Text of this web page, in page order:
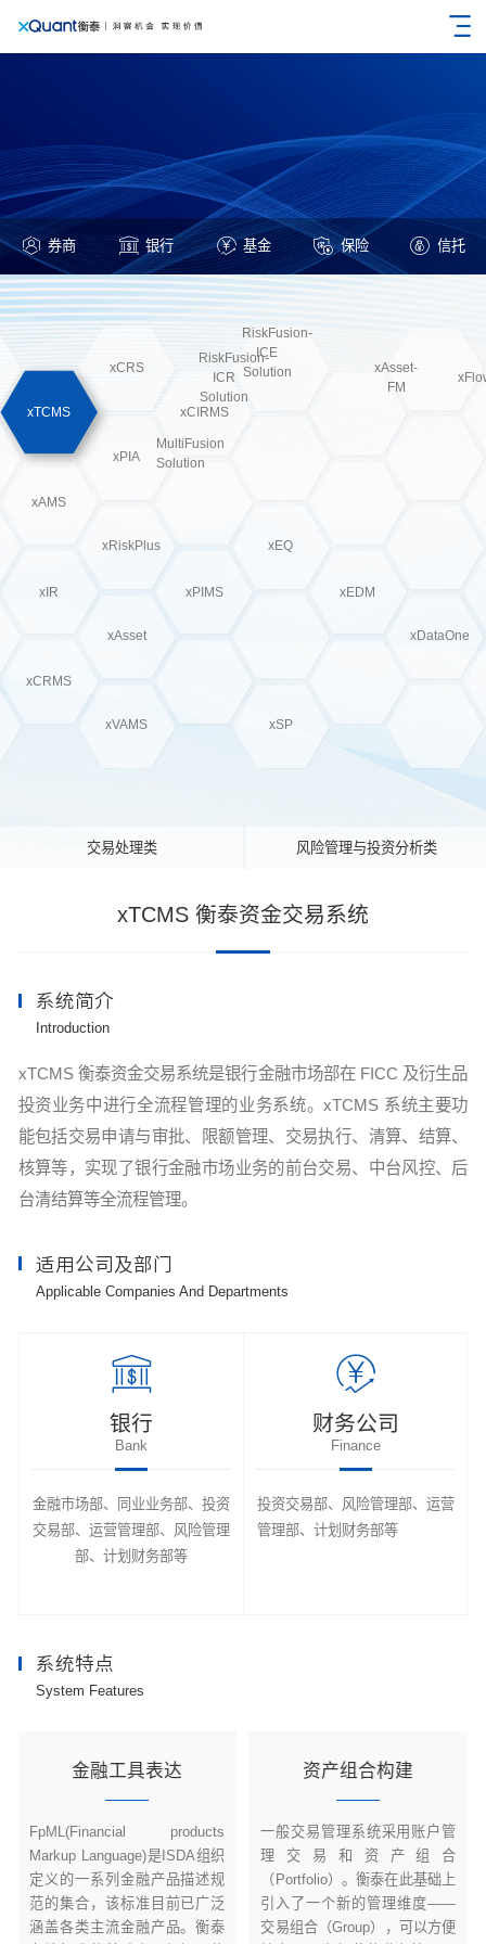
券商 银行 基金 保险 信托
交易处理类 风险管理与投资分析类
xAsset-
FM
xAsset
RiskFusion-
ICE
Solution
RiskFusion-
ICR
Solution
MultiFusion
Solution
xSP
xPIA
xCIRMS
xCRS
xCRMS
xRiskPlus
xVAMS
xPIMS
xIR
xAMS
xTCMS
xEQ
xEDM
xDataOne
xTCMS 衡泰资金交易系统
系统简介
Introduction
xTCMS 衡泰资金交易系统是银行金融市场部在 FICC 及衍生品
投资业务中进行全流程管理的业务系统。xTCMS 系统主要功
能包括交易申请与审批、限额管理、交易执行、清算、结算、
核算等，实现了银行金融市场业务的前台交易、中台风控、后
台清结算等全流程管理。
适用公司及部门
Applicable Companies And Departments
银行
Bank
金融市场部、同业业务部、投资
交易部、运营管理部、风险管理
部、计划财务部等
财务公司
Finance
投资交易部、风险管理部、运营
管理部、计划财务部等
系统特点
System Features
金融工具表达
FpML(Financial products
Markup Language)是ISDA组织
定义的一系列金融产品描述规
范的集合，该标准目前已广泛
涵盖各类主流金融产品。衡泰
资产组合构建
一般交易管理系统采用账户管
理交易和资产组合
（Portfolio）。衡泰在此基础上
引入了一个新的管理维度——
交易组合（Group），可以方便